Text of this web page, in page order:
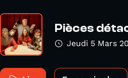
Pièces
Jeudi 5 Mars